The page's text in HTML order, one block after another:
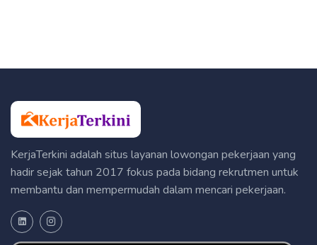
KerjaTerkini adalah situs layanan lowongan pekerjaan yang
hadir sejak tahun 2017 fokus pada bidang rekrutmen untuk
membantu dan mempermudah dalam mencari pekerjaan.